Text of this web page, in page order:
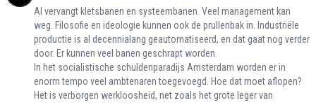
AI vervangt kletsbanen en systeembanen. Veel management kan
weg. Filosofie en ideologie kunnen ook de prullenbak in. Industriële
productie is al decennialang geautomatiseerd, en dat gaat nog verder
door. Er kunnen veel banen geschrapt worden.
In het socialistische schuldenparadijs Amsterdam worden er in
enorm tempo veel ambtenaren toegevoegd. Hoe dat moet aflopen?
Het is verborgen werkloosheid, net zoals het grote leger van